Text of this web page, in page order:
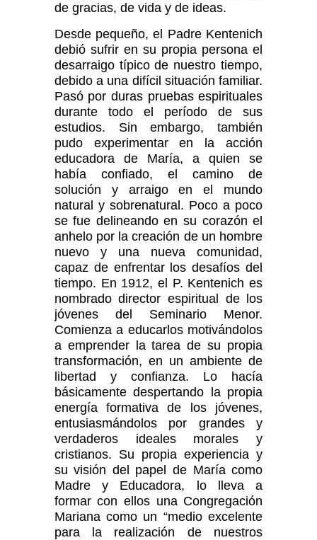
de gracias, de vida y de ideas.
Desde pequeño, el Padre Kentenich
debió sufrir en su propia persona el
desarraigo típico de nuestro tiempo,
debido a una difícil situación familiar.
Pasó por duras pruebas espirituales
durante todo el período de sus
estudios. Sin embargo, también
pudo experimentar en la acción
educadora de María, a quien se
había confiado, el camino de
solución y arraigo en el mundo
natural y sobrenatural. Poco a poco
se fue delineando en su corazón el
anhelo por la creación de un hombre
nuevo y una nueva comunidad,
capaz de enfrentar los desafíos del
tiempo. En 1912, el P. Kentenich es
nombrado director espiritual de los
jóvenes del Seminario Menor.
Comienza a educarlos motivándolos
a emprender la tarea de su propia
transformación, en un ambiente de
libertad y confianza. Lo hacía
básicamente despertando la propia
energía formativa de los jóvenes,
entusiasmándolos por grandes y
verdaderos ideales morales y
cristianos. Su propia experiencia y
su visión del papel de María como
Madre y Educadora, lo lleva a
formar con ellos una Congregación
Mariana como un “medio excelente
para la realización de nuestros